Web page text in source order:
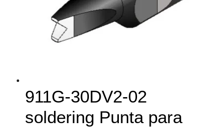
911G‑30DV2-02
soldering Punta para